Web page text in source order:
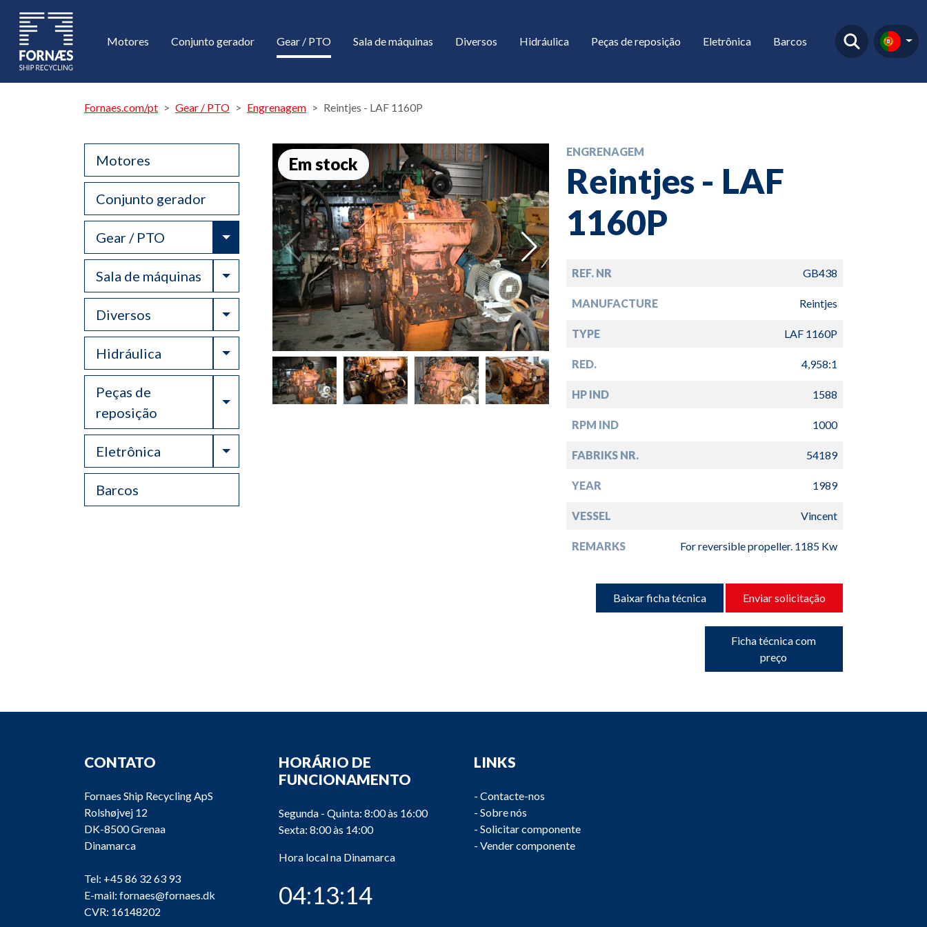
Motores Conjunto gerador Gear / PTO Sala de máquinas Diversos Hidráulica Peças de reposição Eletrônica Barcos
Fornaes.com/pt Gear / PTO Engrenagem Reintjes - LAF 1160P
Motores
Conjunto gerador
Gear / PTO Toggle Dropdown
Sala de máquinas Toggle Dropdown
Diversos Toggle Dropdown
Hidráulica Toggle Dropdown
Peças de
reposição
Toggle Dropdown
Eletrônica Toggle Dropdown
Barcos
Em stock
ENGRENAGEM
Reintjes - LAF
1160P
REF. NR GB438
MANUFACTURE Reintjes
TYPE LAF 1160P
RED. 4,958:1
HP IND 1588
RPM IND 1000
FABRIKS NR. 54189
YEAR 1989
VESSEL Vincent
REMARKS For reversible propeller. 1185 Kw
Baixar ficha técnica Enviar solicitação
Ficha técnica com
preço
CONTATO
Fornaes Ship Recycling ApS
Rolshøjvej 12
DK-8500 Grenaa
Dinamarca
Tel: +45 86 32 63 93
E-mail: fornaes@fornaes.dk
CVR: 16148202
HORÁRIO DE
FUNCIONAMENTO
Segunda - Quinta: 8:00 às 16:00
Sexta: 8:00 às 14:00
Hora local na Dinamarca
04:13:14
LINKS
- Contacte-nos
- Sobre nós
- Solicitar componente
- Vender componente